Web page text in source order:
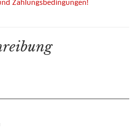
Zahlungsbedingungen!